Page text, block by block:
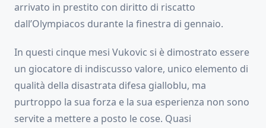
arrivato in prestito con diritto di riscatto
dall’Olympiacos durante la finestra di gennaio.
In questi cinque mesi Vukovic si è dimostrato essere
un giocatore di indiscusso valore, unico elemento di
qualità della disastrata difesa gialloblu, ma
purtroppo la sua forza e la sua esperienza non sono
servite a mettere a posto le cose. Quasi